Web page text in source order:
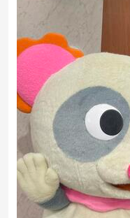
ショッピ
会社概要・ビジョン
お問い合わせ